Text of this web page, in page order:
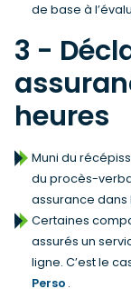
de base à
3 -
heures
Muni du
du procès-
assurance dans
Certaines
assurés un
ligne. C’est le
Perso .